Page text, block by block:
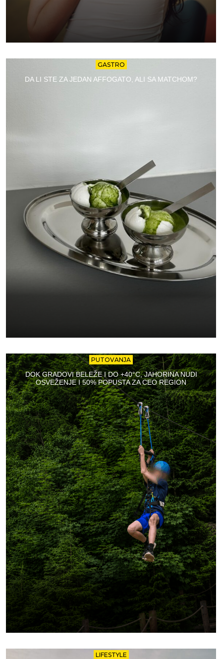
GASTRO
DA LI STE ZA JEDAN AFFOGATO, ALI SA MATCHOM?
PUTOVANJA
DOK GRADOVI BELEŽE I DO +40°C, JAHORINA NUDI
OSVEŽENJE I 50% POPUSTA ZA CEO REGION
LIFESTYLE